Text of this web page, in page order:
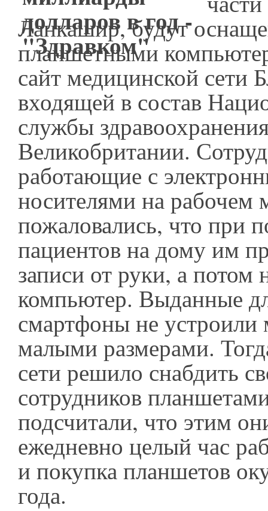
Ланкашир, будут
планшетными
сайт медицинской сети
входящей в состав
службы
Великобритании.
работающие с
носителями на рабочем
пожаловались, что при
пациентов на дому им
записи от руки, а потом
компьютер. Выданные
смартфоны не устроили
малыми размерами.
сети решило снабдить
сотрудников
подсчитали, что этим
ежедневно целый час
и покупка планшетов
года.